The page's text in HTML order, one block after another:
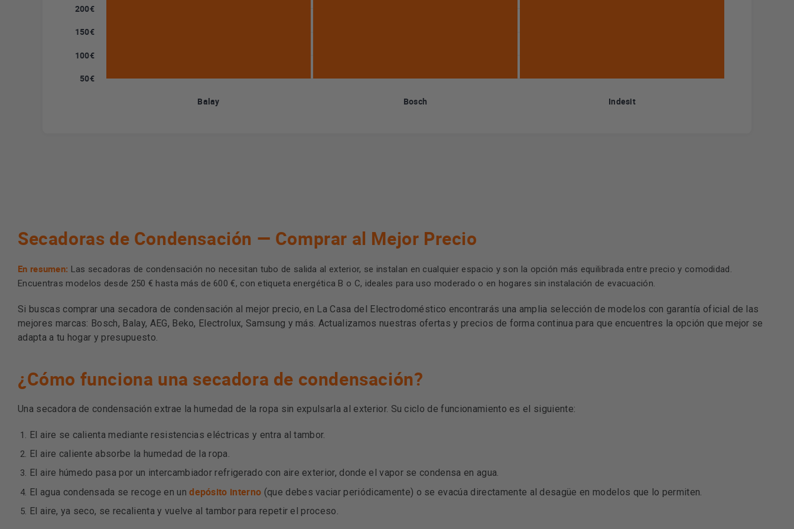
Balay Bosch Indesit
50€
100€
150€
200€
Secadoras de Condensación — Comprar al Mejor Precio
En resumen: Las secadoras de condensación no necesitan tubo de salida al exterior, se instalan en cualquier espacio y son la opción más equilibrada entre precio y comodidad.
Encuentras modelos desde 250 € hasta más de 600 €, con etiqueta energética B o C, ideales para uso moderado o en hogares sin instalación de evacuación.
Si buscas comprar una secadora de condensación al mejor precio, en La Casa del Electrodoméstico encontrarás una amplia selección de modelos con garantía oficial de las
mejores marcas: Bosch, Balay, AEG, Beko, Electrolux, Samsung y más. Actualizamos nuestras ofertas y precios de forma continua para que encuentres la opción que mejor se
adapta a tu hogar y presupuesto.
¿Cómo funciona una secadora de condensación?
Una secadora de condensación extrae la humedad de la ropa sin expulsarla al exterior. Su ciclo de funcionamiento es el siguiente:
El aire se calienta mediante resistencias eléctricas y entra al tambor.
El aire caliente absorbe la humedad de la ropa.
El aire húmedo pasa por un intercambiador refrigerado con aire exterior, donde el vapor se condensa en agua.
El agua condensada se recoge en undepósito interno (que debes vaciar periódicamente) o se evacúa directamente al desagüe en modelos que lo permiten.
El aire, ya seco, se recalienta y vuelve al tambor para repetir el proceso.